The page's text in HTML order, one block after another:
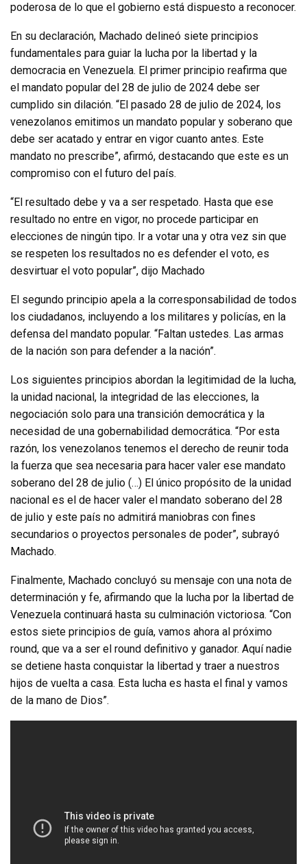
poderosa de lo que el gobierno está dispuesto a reconocer.
En su declaración, Machado delineó siete principios
fundamentales para guiar la lucha por la libertad y la
democracia en Venezuela. El primer principio reafirma que
el mandato popular del 28 de julio de 2024 debe ser
cumplido sin dilación. “El pasado 28 de julio de 2024, los
venezolanos emitimos un mandato popular y soberano que
debe ser acatado y entrar en vigor cuanto antes. Este
mandato no prescribe”, afirmó, destacando que este es un
compromiso con el futuro del país.
“El resultado debe y va a ser respetado. Hasta que ese
resultado no entre en vigor, no procede participar en
elecciones de ningún tipo. Ir a votar una y otra vez sin que
se respeten los resultados no es defender el voto, es
desvirtuar el voto popular”, dijo Machado
El segundo principio apela a la corresponsabilidad de todos
los ciudadanos, incluyendo a los militares y policías, en la
defensa del mandato popular. “Faltan ustedes. Las armas
de la nación son para defender a la nación”.
Los siguientes principios abordan la legitimidad de la lucha,
la unidad nacional, la integridad de las elecciones, la
negociación solo para una transición democrática y la
necesidad de una gobernabilidad democrática. “Por esta
razón, los venezolanos tenemos el derecho de reunir toda
la fuerza que sea necesaria para hacer valer ese mandato
soberano del 28 de julio (…) El único propósito de la unidad
nacional es el de hacer valer el mandato soberano del 28
de julio y este país no admitirá maniobras con fines
secundarios o proyectos personales de poder”, subrayó
Machado.
Finalmente, Machado concluyó su mensaje con una nota de
determinación y fe, afirmando que la lucha por la libertad de
Venezuela continuará hasta su culminación victoriosa. “Con
estos siete principios de guía, vamos ahora al próximo
round, que va a ser el round definitivo y ganador. Aquí nadie
se detiene hasta conquistar la libertad y traer a nuestros
hijos de vuelta a casa. Esta lucha es hasta el final y vamos
de la mano de Dios”.